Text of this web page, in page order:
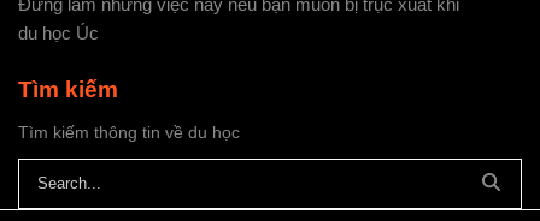
Đừng làm những việc này nếu bạn muốn bị trục xuất khi
du học Úc
Tìm kiếm
Tìm kiếm thông tin về du học